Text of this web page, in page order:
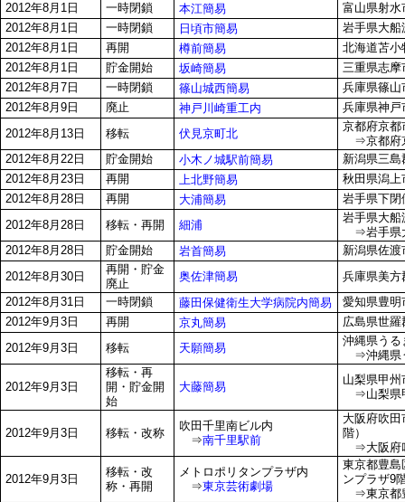
2012年8月1日
一時閉鎖 本江簡易
富山県射水
2012年8月1日
一時閉鎖 日頃市簡易
岩手県大船
2012年8月1日
再開 樽前簡易
北海道苫小
2012年8月1日
貯金開始 坂崎簡易
三重県志摩
2012年8月7日
一時閉鎖 篠山城西簡易
兵庫県篠山
2012年8月9日
廃止 神戸川崎重工内
兵庫県神戸
2012年8月13日
移転 伏見京町北
京都府京都
⇒京都府
2012年8月22日
貯金開始 小木ノ城駅前簡易
新潟県三島
2012年8月23日
再開 上北野簡易
秋田県潟上
2012年8月28日
再開 大浦簡易
岩手県下閉
2012年8月28日
移転・再開 細浦
岩手県大船
⇒岩手県
2012年8月28日
貯金開始 岩首簡易
新潟県佐渡
2012年8月30日
再開・貯金
廃止
奥佐津簡易
兵庫県美方
2012年8月31日
一時閉鎖 藤田保健衛生大学病院内簡易
愛知県豊明
2012年9月3日
再開 京丸簡易
広島県世羅
2012年9月3日
移転 天願簡易
沖縄県うる
⇒沖縄県
2012年9月3日
移転・再
開・貯金開
始
大藤簡易
山梨県甲州
⇒山梨県
2012年9月3日 移転・改称
吹田千里南ビル内
⇒南千里駅前
大阪府吹
階）
⇒大阪府
2012年9月3日
移転・改
称・再開
メトロポリタンプラザ内
⇒東京芸術劇場
東京都豊島
ンプラザ9
⇒東京都